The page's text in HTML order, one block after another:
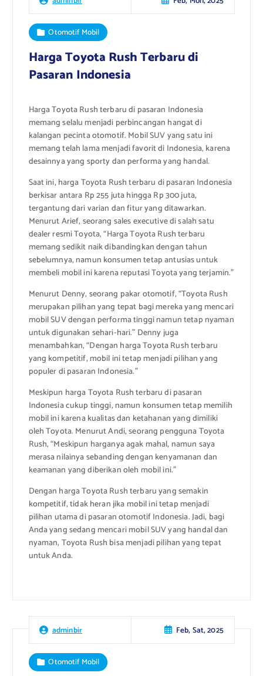
Otomotif Mobil
Harga Toyota Rush Terbaru di
Pasaran Indonesia
Harga Toyota Rush terbaru di pasaran Indonesia
memang selalu menjadi perbincangan hangat di
kalangan pecinta otomotif. Mobil SUV yang satu ini
memang telah lama menjadi favorit di Indonesia, karena
desainnya yang sporty dan performa yang handal.
Saat ini, harga Toyota Rush terbaru di pasaran Indonesia
berkisar antara Rp 255 juta hingga Rp 300 juta,
tergantung dari varian dan fitur yang ditawarkan.
Menurut Arief, seorang sales executive di salah satu
dealer resmi Toyota, “Harga Toyota Rush terbaru
memang sedikit naik dibandingkan dengan tahun
sebelumnya, namun konsumen tetap antusias untuk
membeli mobil ini karena reputasi Toyota yang terjamin.”
Menurut Denny, seorang pakar otomotif, “Toyota Rush
merupakan pilihan yang tepat bagi mereka yang mencari
mobil SUV dengan performa tinggi namun tetap nyaman
untuk digunakan sehari-hari.” Denny juga
menambahkan, “Dengan harga Toyota Rush terbaru
yang kompetitif, mobil ini tetap menjadi pilihan yang
populer di pasaran Indonesia.”
Meskipun harga Toyota Rush terbaru di pasaran
Indonesia cukup tinggi, namun konsumen tetap memilih
mobil ini karena kualitas dan ketahanan yang dimiliki
oleh Toyota. Menurut Andi, seorang pengguna Toyota
Rush, “Meskipun harganya agak mahal, namun saya
merasa nilainya sebanding dengan kenyamanan dan
keamanan yang diberikan oleh mobil ini.”
Dengan harga Toyota Rush terbaru yang semakin
kompetitif, tidak heran jika mobil ini tetap menjadi
pilihan utama di pasaran otomotif Indonesia. Jadi, bagi
Anda yang sedang mencari mobil SUV yang handal dan
nyaman, Toyota Rush bisa menjadi pilihan yang tepat
untuk Anda.
adminbir Feb, Sat, 2025
Otomotif Mobil